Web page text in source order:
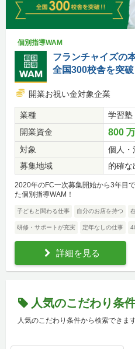
個別指導WAM
フランチャイズの
全国300校舎を突破
開業お祝い金対象企業
業種
学習塾
開業資金
800
対象
個人・
募集地域
的確な
2020年のFC一次募集開始から3年目
た個別指導WAM！
子どもと関わる仕事 自分のお店を持つ
研修・サポートが充実 定年なしの仕事
詳細を見る
人気のこだわり条
人気のこだわり条件から検索できます